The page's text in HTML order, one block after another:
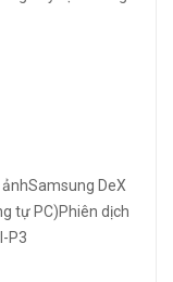
Samsung DeX
tự PC)Phiên dịch
P3